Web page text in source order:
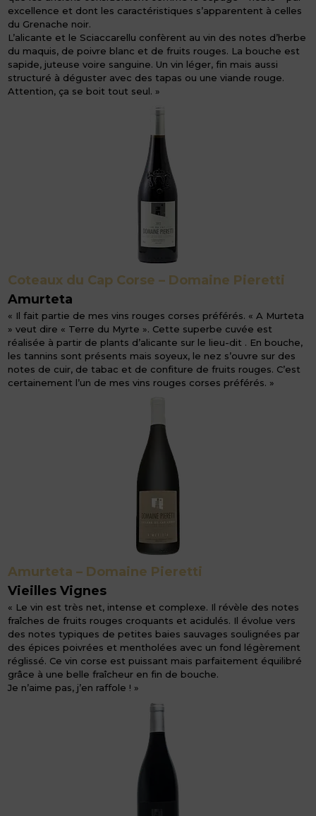
excellence et dont les caractéristiques s’apparentent à celles
du Grenache noir.
L’alicante et le Sciaccarellu confèrent au vin des notes d’herbe
du maquis, de poivre blanc et de fruits rouges. La bouche est
sapide, juteuse voire sanguine. Un vin léger, fin mais aussi
structuré à déguster avec des tapas ou une viande rouge.
Attention, ça se boit tout seul. »
Coteaux du Cap Corse – Domaine Pieretti
Amurteta
« Il fait partie de mes vins rouges corses préférés. « A Murteta
» veut dire « Terre du Myrte ». Cette superbe cuvée est
réalisée à partir de plants d’alicante sur le lieu-dit . En bouche,
les tannins sont présents mais soyeux, le nez s’ouvre sur des
notes de cuir, de tabac et de confiture de fruits rouges. C’est
certainement l’un de mes vins rouges corses préférés. »
Amurteta – Domaine Pieretti
Vieilles Vignes
« Le vin est très net, intense et complexe. Il révèle des notes
fraîches de fruits rouges croquants et acidulés. Il évolue vers
des notes typiques de petites baies sauvages soulignées par
des épices poivrées et mentholées avec un fond légèrement
réglissé. Ce vin corse est puissant mais parfaitement équilibré
grâce à une belle fraîcheur en fin de bouche.
Je n’aime pas, j’en raffole ! »